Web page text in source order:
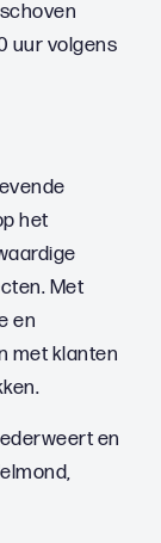
uur volgens
het
Met
en
met klanten
en